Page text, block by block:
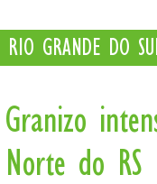
RIO GRANDE DO
Granizo
Norte do RS